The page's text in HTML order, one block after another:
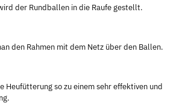
der Rundballen in die Raufe gestellt.
den Rahmen mit dem Netz über den Ballen.
Heufütterung so zu einem sehr effektiven und